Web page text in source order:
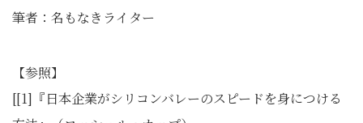
筆者：名もなきライター
【参照】
[[1]『日本企業がシリコンバレーのスピードを身につける